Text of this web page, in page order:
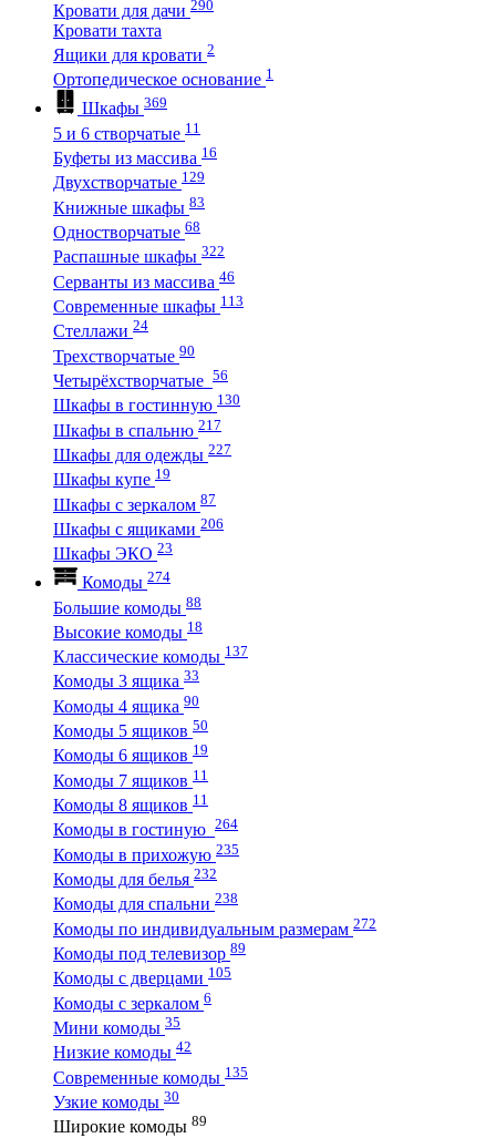
Кровати для дачи 290
Кровати тахта
Ящики для кровати 2
Ортопедическое основание 1
Шкафы 369
5 и 6 створчатые 11
Буфеты из массива 16
Двухстворчатые 129
Книжные шкафы 83
Одностворчатые 68
Распашные шкафы 322
Серванты из массива 46
Современные шкафы 113
Стеллажи 24
Трехстворчатые 90
Четырёхстворчатые 56
Шкафы в гостинную 130
Шкафы в спальню 217
Шкафы для одежды 227
Шкафы купе 19
Шкафы с зеркалом 87
Шкафы с ящиками 206
Шкафы ЭКО 23
Комоды 274
Большие комоды 88
Высокие комоды 18
Классические комоды 137
Комоды 3 ящика 33
Комоды 4 ящика 90
Комоды 5 ящиков 50
Комоды 6 ящиков 19
Комоды 7 ящиков 11
Комоды 8 ящиков 11
Комоды в гостиную 264
Комоды в прихожую 235
Комоды для белья 232
Комоды для спальни 238
Комоды по индивидуальным размерам 272
Комоды под телевизор 89
Комоды с дверцами 105
Комоды с зеркалом 6
Мини комоды 35
Низкие комоды 42
Современные комоды 135
Узкие комоды 30
Широкие комоды 89